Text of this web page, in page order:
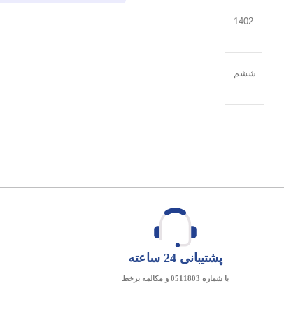
1402
ششم
پشتیبانی 24 ساعته
با شماره 0511803 و مکالمه برخط